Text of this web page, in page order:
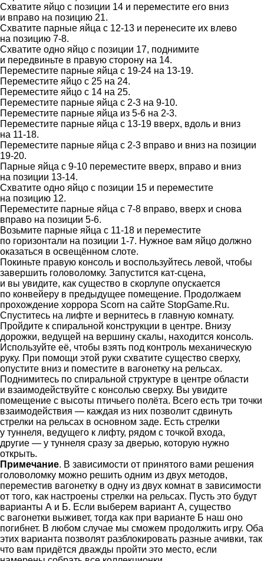
Схватите яйцо с позиции 14 и переместите его вниз
и вправо на позицию 21.
Схватите парные яйца с 12-13 и перенесите их влево
на позицию 7-8.
Схватите одно яйцо с позиции 17, поднимите
и передвиньте в правую сторону на 14.
Переместите парные яйца с 19-24 на 13-19.
Переместите яйцо с 25 на 24.
Переместите яйцо с 14 на 25.
Переместите парные яйца с 2-3 на 9-10.
Переместите парные яйца из 5-6 на 2-3.
Переместите парные яйца с 13-19 вверх, вдоль и вниз
на 11-18.
Переместите парные яйца с 2-3 вправо и вниз на позиции
19-20.
Парные яйца с 9-10 переместите вверх, вправо и вниз
на позиции 13-14.
Схватите одно яйцо с позиции 15 и переместите
на позицию 12.
Переместите парные яйца с 7-8 вправо, вверх и снова
вправо на позиции 5-6.
Возьмите парные яйца с 11-18 и переместите
по горизонтали на позиции 1-7. Нужное вам яйцо должно
оказаться в освещённом слоте.
Покиньте правую консоль и воспользуйтесь левой, чтобы
завершить головоломку. Запустится кат-сцена,
и вы увидите, как существо в скорлупе опускается
по конвейеру в предыдущее помещение. Продолжаем
прохождение хоррора Scorn на сайте StopGame.Ru.
Спуститесь на лифте и вернитесь в главную комнату.
Пройдите к спиральной конструкции в центре. Внизу
дорожки, ведущей на вершину скалы, находится консоль.
Используйте её, чтобы взять под контроль механическую
руку. При помощи этой руки схватите существо сверху,
опустите вниз и поместите в вагонетку на рельсах.
Поднимитесь по спиральной структуре в центре области
и взаимодействуйте с консолью сверху. Вы увидите
помещение с высоты птичьего полёта. Всего есть три точки
взаимодействия — каждая из них позволит сдвинуть
стрелки на рельсах в основном заде. Есть стрелки
у туннеля, ведущего к лифту, рядом с точкой входа,
другие — у туннеля сразу за дверью, которую нужно
открыть.
Примечание. В зависимости от принятого вами решения
головоломку можно решить одним из двух методов,
переместив вагонетку в одну из двух комнат в зависимости
от того, как настроены стрелки на рельсах. Пусть это будут
варианты А и Б. Если выберем вариант А, существо
с вагонетки выживет, тогда как при варианте Б наш оно
погибнет. В любом случае мы сможем продолжить игру. Оба
этих варианта позволят разблокировать разные ачивки, так
что вам придётся дважды пройти это место, если